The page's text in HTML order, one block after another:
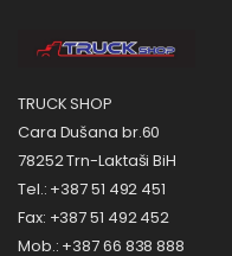
TRUCK SHOP
Cara Dušana br.60
78252 Trn-Laktaši BiH
Tel.: +387 51 492 451
Fax: +387 51 492 452
Mob.: +387 66 838 888